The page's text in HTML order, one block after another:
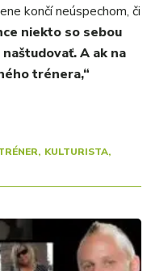
končí neúspechom, či
niekto so sebou
A ak na
trénera,“
KULTURISTA